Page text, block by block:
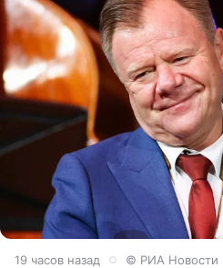
19 часов назад © РИА Новости